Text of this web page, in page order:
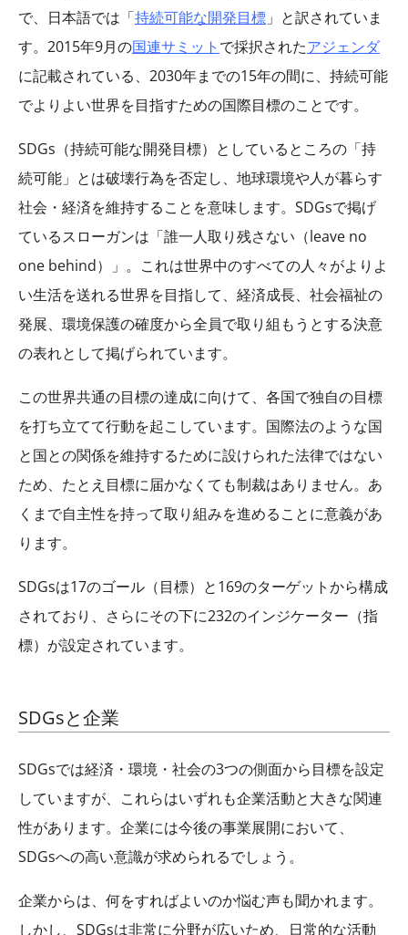
で、日本語では「持続可能な開発目標」と訳されていま
す。 2015年9月の国連サミット で採択されたアジェンダ
に記載されている、 2030年までの15年の間に、持続可能
でよりよい世界を目指すための国際目標のことです。
SDGs （持続可能な開発目標）としているところの「持
続可能」とは破壊行為を否定し、地球環境や人が暮らす
社会・経済を維持することを意味します。 SDGsで掲げ
ているスローガンは「誰一人取り残さない（leave no
one behind）」。これは世界中のすべての人々がよりよ
い生活を送れる世界を目指して、経済成長、社会福祉の
発展、環境保護の確度から全員で取り組もうとする決意
の表れとして掲げられています。
この世界共通の目標の達成に向けて、各国で独自の目標
を打ち立てて行動を起こしています。国際法のような国
と国との関係を維持するために設けられた法律ではない
ため、たとえ目標に届かなくても制裁はありません。あ
くまで自主性を持って取り組みを進めることに意義があ
ります。
SDGsは17のゴール（目標）と169のターゲットから構成
されており、さらにその下に232のインジケーター（指
標）が設定されています。
SDGsと企業
SDGsでは経済・環境・社会の3つの側面から目標を設定
していますが、これらはいずれも企業活動と大きな関連
性があります。企業には今後の事業展開において、
SDGsへの高い意識が求められるでしょう。
企業からは、何をすればよいのか悩む声も聞かれます。
しかし、 SDGsは非常に分野が広いため、日常的な活動